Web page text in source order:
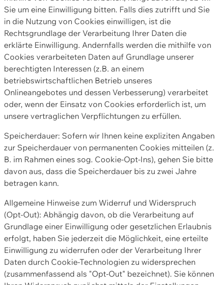
Sie um eine Einwilligung bitten. Falls dies zutrifft und Sie
in die Nutzung von Cookies einwilligen, ist die
Rechtsgrundlage der Verarbeitung Ihrer Daten die
erklärte Einwilligung. Andernfalls werden die mithilfe von
Cookies verarbeiteten Daten auf Grundlage unserer
berechtigten Interessen (z.B. an einem
betriebswirtschaftlichen Betrieb unseres
Onlineangebotes und dessen Verbesserung) verarbeitet
oder, wenn der Einsatz von Cookies erforderlich ist, um
unsere vertraglichen Verpflichtungen zu erfüllen.
Speicherdauer: Sofern wir Ihnen keine expliziten Angaben
zur Speicherdauer von permanenten Cookies mitteilen (z.
B. im Rahmen eines sog. Cookie-Opt-Ins), gehen Sie bitte
davon aus, dass die Speicherdauer bis zu zwei Jahre
betragen kann.
Allgemeine Hinweise zum Widerruf und Widerspruch
(Opt-Out): Abhängig davon, ob die Verarbeitung auf
Grundlage einer Einwilligung oder gesetzlichen Erlaubnis
erfolgt, haben Sie jederzeit die Möglichkeit, eine erteilte
Einwilligung zu widerrufen oder der Verarbeitung Ihrer
Daten durch Cookie-Technologien zu widersprechen
(zusammenfassend als "Opt-Out" bezeichnet). Sie können